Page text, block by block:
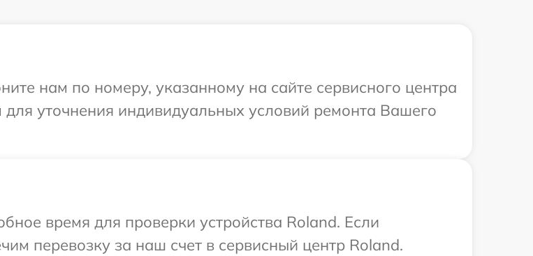
нам по номеру, указанному на сайте сервисного центра
уточнения индивидуальных условий ремонта Вашего
время для проверки устройства Roland. Если
перевозку за наш счет в сервисный центр Roland.